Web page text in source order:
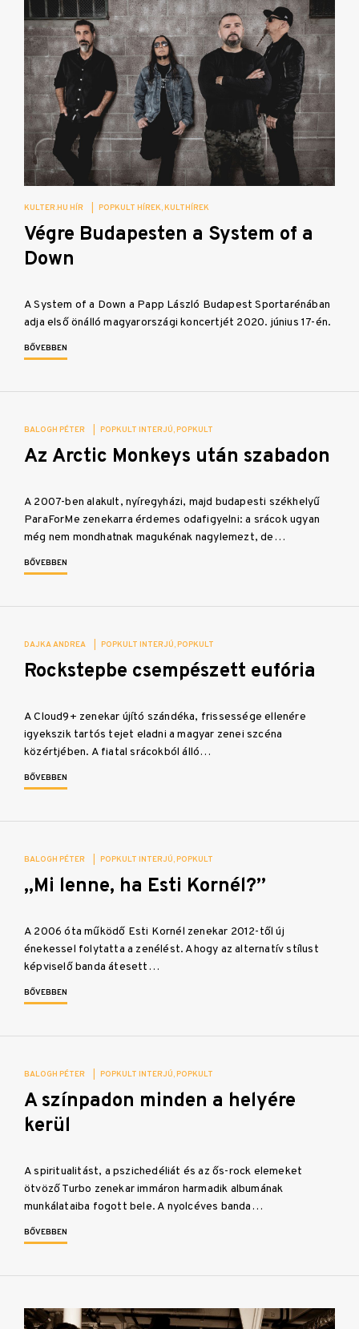
KULTER.HU HÍR POPKULT HÍREK KULTHÍREK
Végre Budapesten a System of a
Down
A System of a Down a Papp László Budapest Sportarénában
adja első önálló magyarországi koncertjét 2020. június 17-én.
BŐVEBBEN
BALOGH PÉTER POPKULT INTERJÚ POPKULT
Az Arctic Monkeys után szabadon
A 2007-ben alakult, nyíregyházi, majd budapesti székhelyű
ParaForMe zenekarra érdemes odafigyelni: a srácok ugyan
még nem mondhatnak magukénak nagylemezt, de…
BŐVEBBEN
DAJKA ANDREA POPKULT INTERJÚ POPKULT
Rockstepbe csempészett eufória
A Cloud9+ zenekar újító szándéka, frissessége ellenére
igyekszik tartós tejet eladni a magyar zenei szcéna
közértjében. A fiatal srácokból álló…
BŐVEBBEN
BALOGH PÉTER POPKULT INTERJÚ POPKULT
„Mi lenne, ha Esti Kornél?”
A 2006 óta működő Esti Kornél zenekar 2012-től új
énekessel folytatta a zenélést. Ahogy az alternatív stílust
képviselő banda átesett…
BŐVEBBEN
BALOGH PÉTER POPKULT INTERJÚ POPKULT
A színpadon minden a helyére
kerül
A spiritualitást, a pszichedéliát és az ős-rock elemeket
ötvöző Turbo zenekar immáron harmadik albumának
munkálataiba fogott bele. A nyolcéves banda…
BŐVEBBEN